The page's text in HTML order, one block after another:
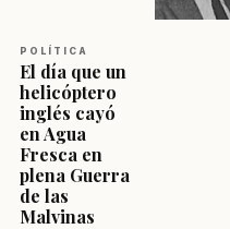
POLÍTICA
El día que un
helicóptero
inglés cayó
en Agua
Fresca en
plena Guerra
de las
Malvinas